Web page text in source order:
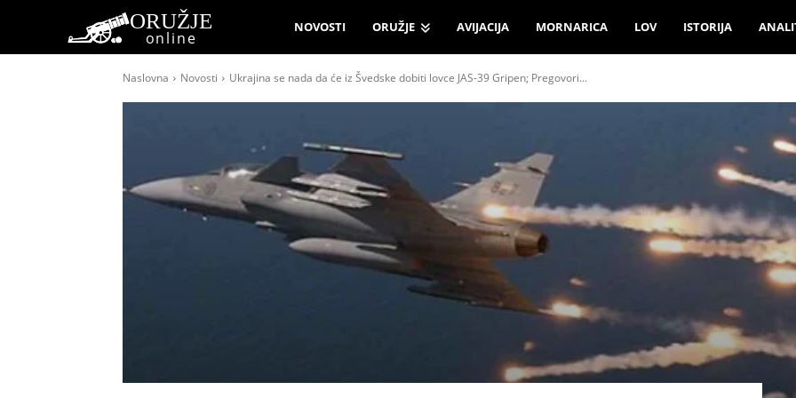
ORUŽJE
online
NOVOSTI ORUŽJE AVIJACIJA MORNARICA LOV ISTORIJA
Naslovna Novosti Ukrajina se nada da će iz Švedske dobiti lovce JAS-39 Gripen; Pregovori...